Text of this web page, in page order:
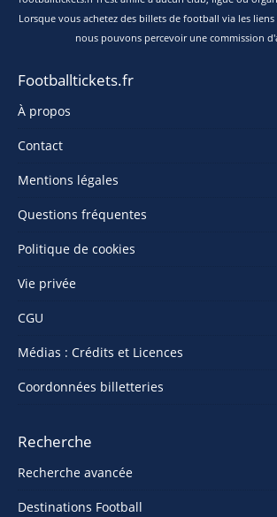
Lorsque vous achetez des billets de football via les
nous pouvons percevoir une commission
Footballtickets.fr
À propos
Contact
Mentions légales
Questions fréquentes
Politique de cookies
Vie privée
CGU
Médias : Crédits et Licences
Coordonnées billetteries
Recherche
Recherche avancée
Destinations Football